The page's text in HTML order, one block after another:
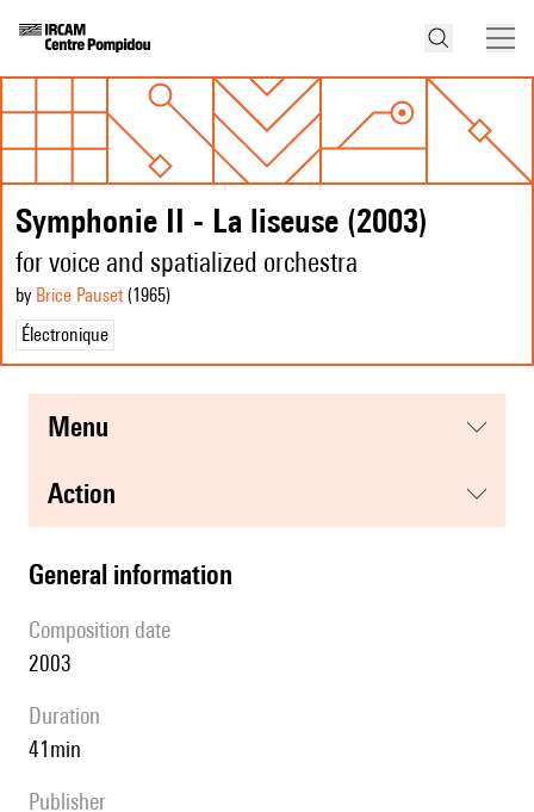
Symphonie II - La liseuse (2003)
for voice and spatialized orchestra
by Brice Pauset(1965)
Électronique
menu
action
general information
composition date
2003
duration
41min
publisher